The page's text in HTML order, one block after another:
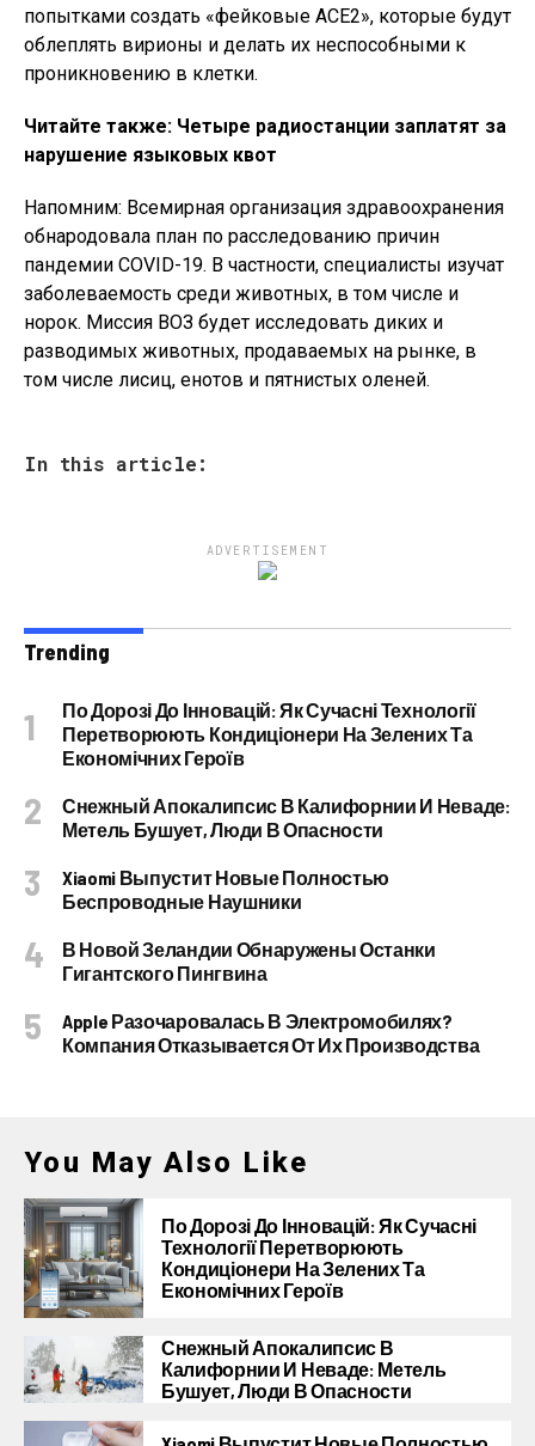
попытками создать «фейковые АСЕ2», которые будут
облеплять вирионы и делать их неспособными к
проникновению в клетки.
Читайте также: Четыре радиостанции заплатят за
нарушение языковых квот
Напомним: Всемирная организация здравоохранения
обнародовала план по расследованию причин
пандемии COVID-19. В частности, специалисты изучат
заболеваемость среди животных, в том числе и
норок. Миссия ВОЗ будет исследовать диких и
разводимых животных, продаваемых на рынке, в
том числе лисиц, енотов и пятнистых оленей.
In this article:
ADVERTISEMENT
Trending
По Дорозі До Інновацій: Як Сучасні Технології
Перетворюють Кондиціонери На Зелених Та
Економічних Героїв
Снежный Апокалипсис В Калифорнии И Неваде:
Метель Бушует, Люди В Опасности
Xiaomi Выпустит Новые Полностью
Беспроводные Наушники
В Новой Зеландии Обнаружены Останки
Гигантского Пингвина
Apple Разочаровалась В Электромобилях?
Компания Отказывается От Их Производства
You May Also Like
По Дорозі До Інновацій: Як Сучасні
Технології Перетворюють
Кондиціонери На Зелених Та
Економічних Героїв
Снежный Апокалипсис В
Калифорнии И Неваде: Метель
Бушует, Люди В Опасности